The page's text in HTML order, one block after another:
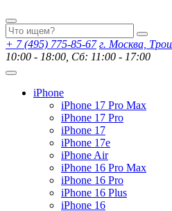
+ 7 (495) 775-85-67 г. Москва,
10:00 - 18:00, Сб: 11:00 - 17:00
iPhone
iPhone 17 Pro Max
iPhone 17 Pro
iPhone 17
iPhone 17e
iPhone Air
iPhone 16 Pro Max
iPhone 16 Pro
iPhone 16 Plus
iPhone 16